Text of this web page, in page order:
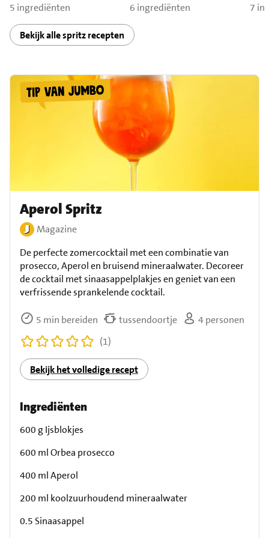
5 ingrediënten
6 ingrediënten
7
Bekijk alle spritz recepten
Aperol Spritz
Magazine
De perfecte zomercocktail met een combinatie van
prosecco, Aperol en bruisend mineraalwater. Decoreer
de cocktail met sinaasappelplakjes en geniet van een
verfrissende sprankelende cocktail.
5 min bereiden tussendoortje
4 personen
(1)
Bekijk het volledige recept
Ingrediënten
600 g Ijsblokjes
600 ml Orbea prosecco
400 ml Aperol
200 ml koolzuurhoudend mineraalwater
0.5 Sinaasappel